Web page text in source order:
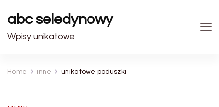
abc seledynowy
Wpisy unikatowe
Home inne unikatowe poduszki